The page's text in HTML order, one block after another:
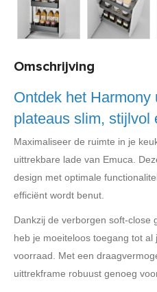
Omschrijving
Ontdek het Harmony
plateaus slim, stijlvol
Maximaliseer de ruimte in je
uittrekbare lade van Emuca.
design met optimale
efficiënt wordt benut.
Dankzij de verborgen soft-close
heb je moeiteloos toegang tot
voorraad. Met een
uittrekframe robuust genoeg